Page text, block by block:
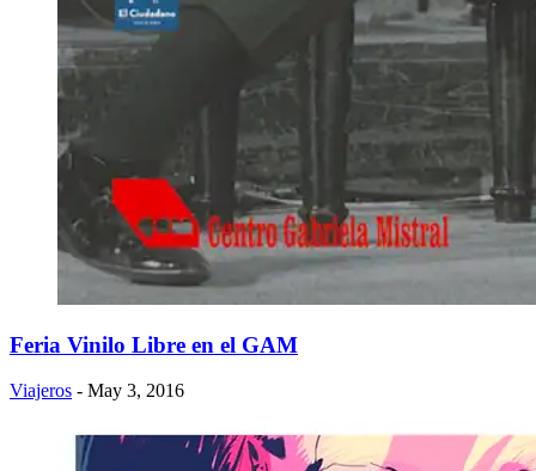
Feria Vinilo Libre en el GAM
Viajeros - May 3, 2016